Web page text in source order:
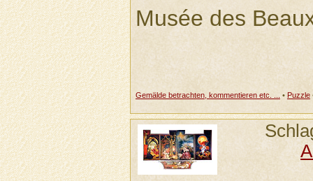
Musée des
Gemälde betrachten, kommentieren etc. ... • Puzzle